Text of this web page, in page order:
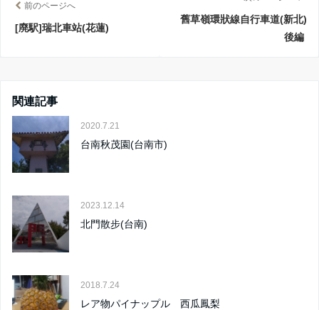
前のページへ
[廃駅]瑞北車站(花蓮)
舊草嶺環狀線自行車道(新北)
後編
関連記事
2020.7.21
台南秋茂園(台南市)
2023.12.14
北門散步(台南)
2018.7.24
レア物パイナップル 西瓜鳳梨